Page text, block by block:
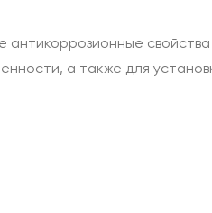
антикоррозионные
а также для